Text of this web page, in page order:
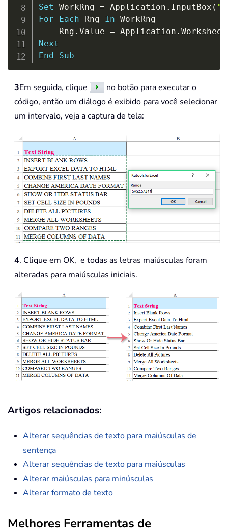
Set WorkRng = Application . InputBox (
For
Each Rng In WorkRng
    Rng
. Value = Application .
Next
End
Sub
3Em seguida, clique
no botão para executar o
código, então um diálogo é exibido para você selecionar
um intervalo, veja a captura de tela:
4. Clique em OK, e todas as letras maiúsculas foram
alteradas para maiúsculas iniciais.
Artigos relacionados:
Alterar sequências de texto para maiúsculas de
sentença
Alterar sequências de texto para maiúsculas
Alterar maiúsculas para minúsculas
Alterar formato de texto
Melhores Ferramentas de